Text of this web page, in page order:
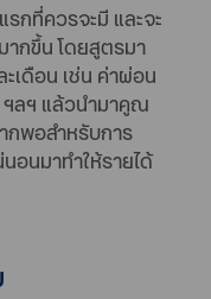
กที่ควรจะมี และจะ
ากขึ้น โดยสูตรมา
เดือน เช่น ค่าผ่อน
ฯลฯ แล้วนำมาคูณ
กพอสำหรับการ
อนมาทำให้รายได้